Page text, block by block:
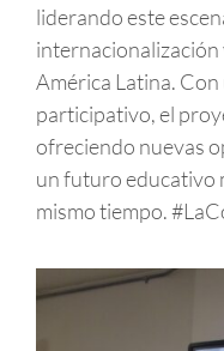
liderando este
internacionalización
América Latina.
participativo, el
ofreciendo nuevas
un futuro educativo
mismo tiempo.